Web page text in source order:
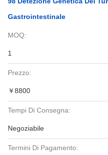
Gastrointestinale
MOQ:
1
Prezzo:
￥8800
Tempi Di Consegna:
Negoziabile
Termini Di Pagamento: